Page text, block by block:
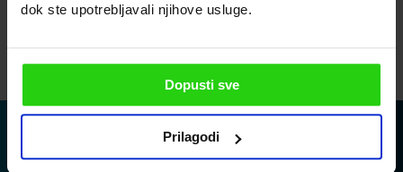
dok ste upotrebljavali njihove usluge.
Dopusti sve
Prilagodi
Accetto la politica sulla privacy
INVIA